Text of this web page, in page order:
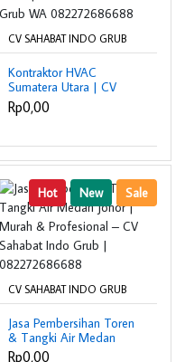
CV SAHABAT INDO GRUB
Kontraktor HVAC
Sumatera Utara | CV
Sahabat Indo Grub WA
082272686688
Rp0,00
Hot New Sale
CV SAHABAT INDO GRUB
Jasa Pembersihan Toren
& Tangki Air Medan
Johor | Murah &
Rp0,00